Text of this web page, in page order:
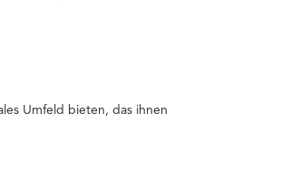
Umfeld bieten, das ihnen